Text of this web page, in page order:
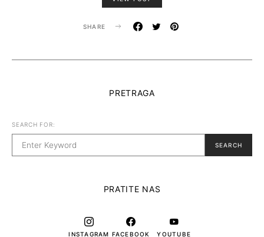
SHARE
PRETRAGA
SEARCH FOR:
SEARCH
PRATITE NAS
INSTAGRAM FACEBOOK
YOUTUBE